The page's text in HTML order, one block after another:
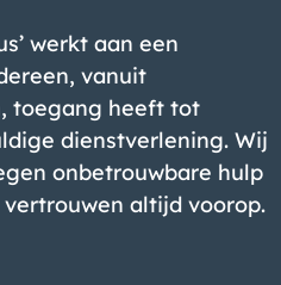
werkt aan een
vanuit
toegang heeft tot
dienstverlening. Wij
onbetrouwbare hulp
altijd voorop.